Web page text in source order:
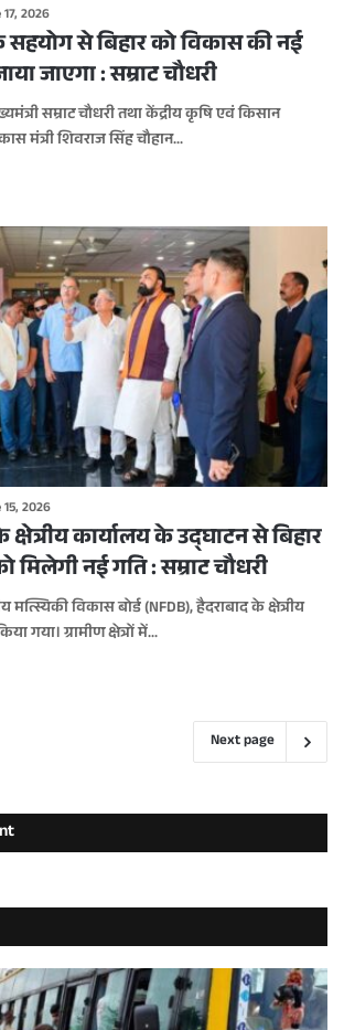
2026
से बिहार को विकास की नई
जाएगा : सम्राट चौधरी
सम्राट चौधरी तथा केंद्रीय कृषि एवं किसान
मंत्री शिवराज सिंह चौहान…
2026
कार्यालय के उद्घाटन से बिहार
मिलेगी नई गति : सम्राट चौधरी
मत्स्यिकी विकास बोर्ड (NFDB), हैदराबाद के क्षेत्रीय
गया। ग्रामीण क्षेत्रों में…
Next page